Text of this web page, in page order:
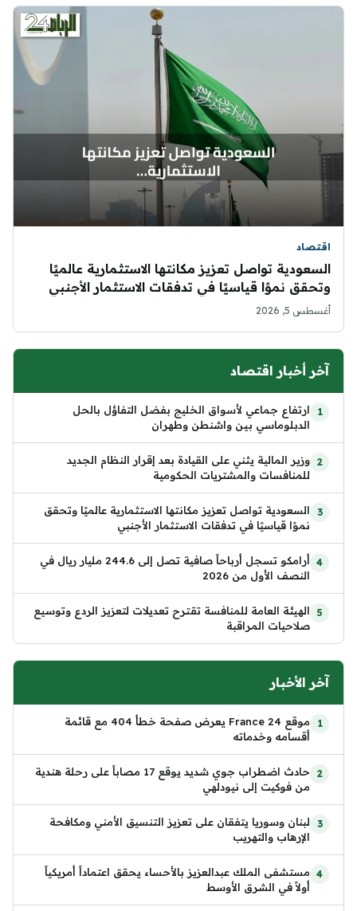
اقتصاد
السعودية تواصل تعزيز مكانتها الاستثمارية عالميًا
وتحقق نموًا قياسيًا في تدفقات الاستثمار الأجنبي
أغسطس 5, 2026
آخر أخبار اقتصاد
ارتفاع جماعي لأسواق الخليج بفضل التفاؤل بالحل
الدبلوماسي بين واشنطن وطهران
وزير المالية يثني على القيادة بعد إقرار النظام الجديد
للمنافسات والمشتريات الحكومية
السعودية تواصل تعزيز مكانتها الاستثمارية عالميًا وتحقق
نموًا قياسيًا في تدفقات الاستثمار الأجنبي
أرامكو تسجل أرباحاً صافية تصل إلى 244.6 مليار ريال في
النصف الأول من 2026
الهيئة العامة للمنافسة تقترح تعديلات لتعزيز الردع وتوسيع
صلاحيات المراقبة
آخر الأخبار
موقع France 24 يعرض صفحة خطأ 404 مع قائمة
أقسامه وخدماته
حادث اضطراب جوي شديد يوقع 17 مصاباً على رحلة هندية
من فوكيت إلى نيودلهي
لبنان وسوريا يتفقان على تعزيز التنسيق الأمني ومكافحة
الإرهاب والتهريب
مستشفى الملك عبدالعزيز بالأحساء يحقق اعتماداً أمريكياً
أولاً في الشرق الأوسط